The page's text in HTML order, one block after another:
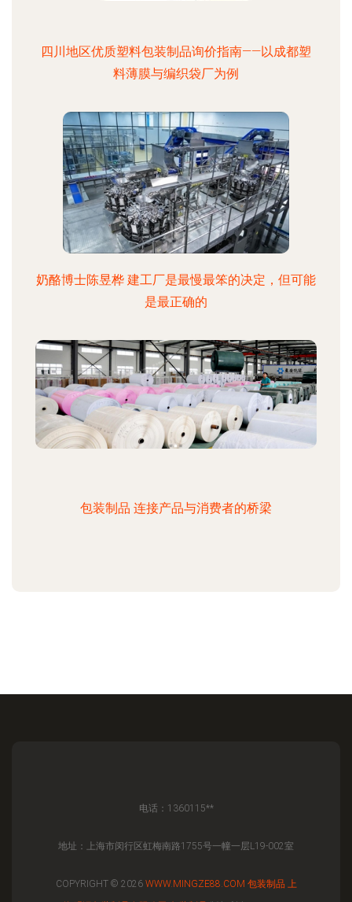
四川地区优质塑料包装制品询价指南——以成都塑
料薄膜与编织袋厂为例
奶酪博士陈昱桦 建工厂是最慢最笨的决定，但可能
是最正确的
包装制品 连接产品与消费者的桥梁
电话：1360115**
地址：上海市闵行区虹梅南路1755号一幢一层L19-002室
COPYRIGHT © 2026 WWW.MINGZE88.COM 包装制品 上